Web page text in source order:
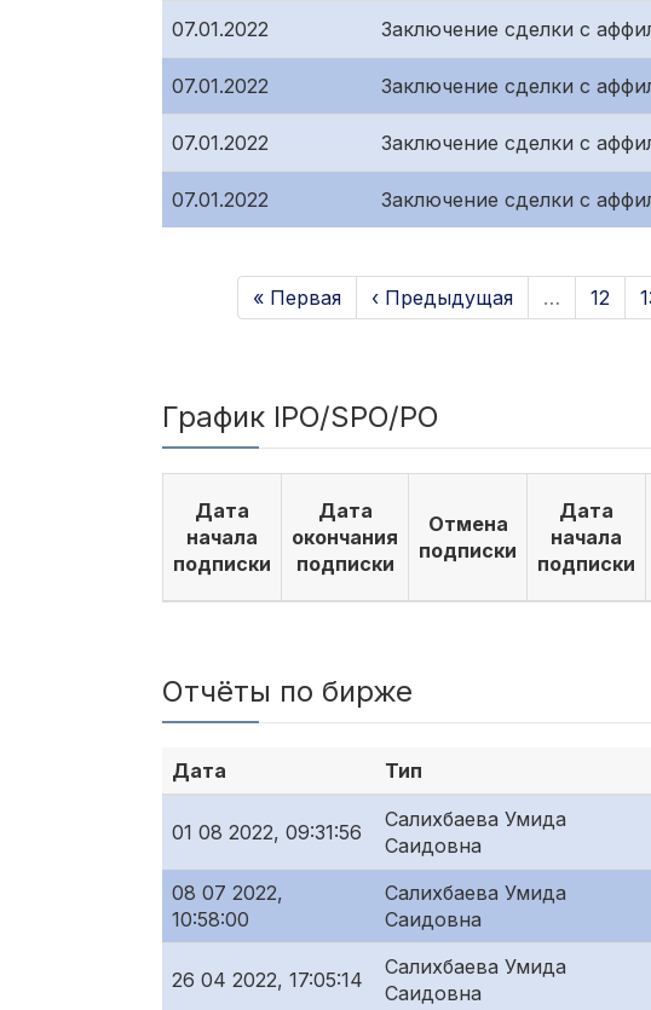
07.01.2022 Заключение сделки с
07.01.2022 Заключение сделки с
07.01.2022 Заключение сделки с
07.01.2022 Заключение сделки с
« Первая ‹ Предыдущая … 12
График IPO/SPO/PO
Дата
начала
подписки
Дата
окончания
подписки
Отмена
подписки
Дата
начала
подписки
Отчёты по бирже
Дата Тип
01 08 2022, 09:31:56
Салихбаева Умида
Саидовна
08 07 2022,
10:58:00
Салихбаева Умида
Саидовна
26 04 2022, 17:05:14
Салихбаева Умида
Саидовна